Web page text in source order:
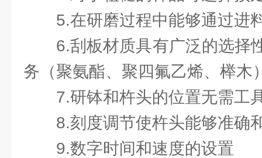
5.在研磨过程中能够通过进
6.刮板材质具有广泛的选择
务（聚氨酯、聚四氟乙烯、榉木
7.研钵和杵头的位置无需工
8.刻度调节使杵头能够准确
9.数字时间和速度的设置